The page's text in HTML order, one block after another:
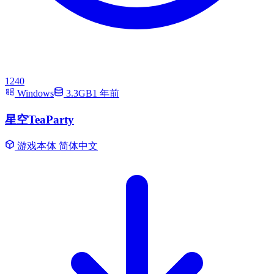
1240
Windows
3.3GB1 年前
星空TeaParty
游戏本体 简体中文